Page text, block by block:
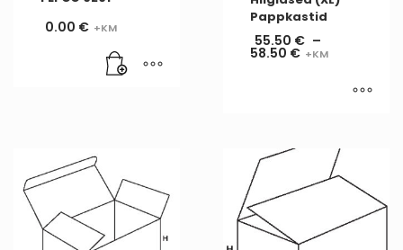
0.00 €
Pappkastid
55.50 € –
58.50 €